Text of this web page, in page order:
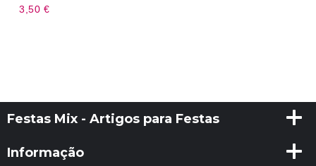
3,50 €
Festas Mix - Artigos para Festas
Informação